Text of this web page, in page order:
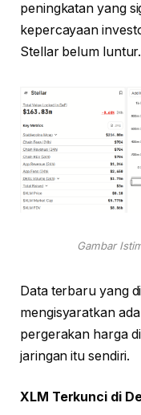
peningkatan yang
kepercayaan
Stellar belum luntur.
Gambar
Data terbaru yang
mengisyaratkan
pergerakan harga
jaringan itu sendiri.
XLM Terkunci di